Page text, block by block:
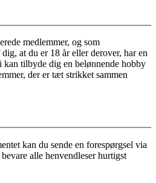
medlemmer, og som
at du er 18 år eller derover, har en
kan tilbyde dig en belønnende hobby
der er tæt strikket sammen
kan du sende en forespørgsel via
alle henvendleser hurtigst